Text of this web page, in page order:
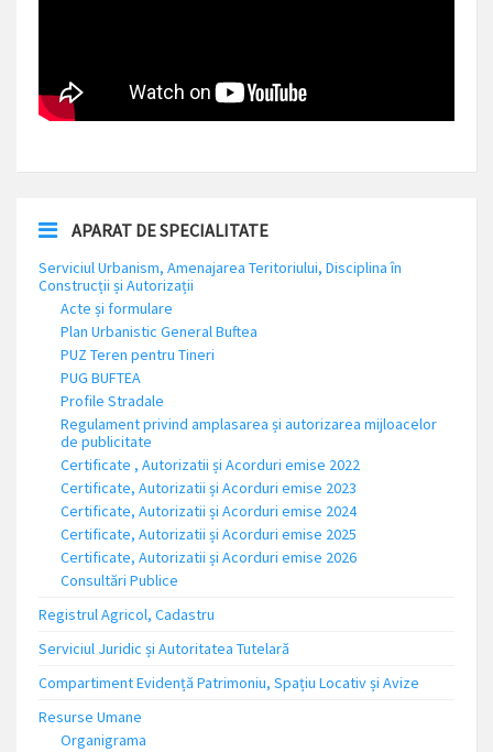
APARAT DE SPECIALITATE
Serviciul Urbanism, Amenajarea Teritoriului, Disciplina în
Construcții și Autorizații
Acte și formulare
Plan Urbanistic General Buftea
PUZ Teren pentru Tineri
PUG BUFTEA
Profile Stradale
Regulament privind amplasarea și autorizarea mijloacelor
de publicitate
Certificate , Autorizatii și Acorduri emise 2022
Certificate, Autorizatii și Acorduri emise 2023
Certificate, Autorizatii și Acorduri emise 2024
Certificate, Autorizatii și Acorduri emise 2025
Certificate, Autorizatii și Acorduri emise 2026
Consultări Publice
Registrul Agricol, Cadastru
Serviciul Juridic și Autoritatea Tutelară
Compartiment Evidență Patrimoniu, Spațiu Locativ și Avize
Resurse Umane
Organigrama